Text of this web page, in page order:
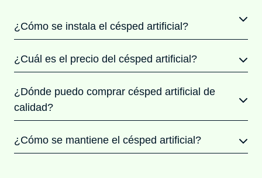
¿Cómo se instala el césped artificial?
¿Cuál es el precio del césped artificial?
¿Dónde puedo comprar césped artificial de
calidad?
¿Cómo se mantiene el césped artificial?